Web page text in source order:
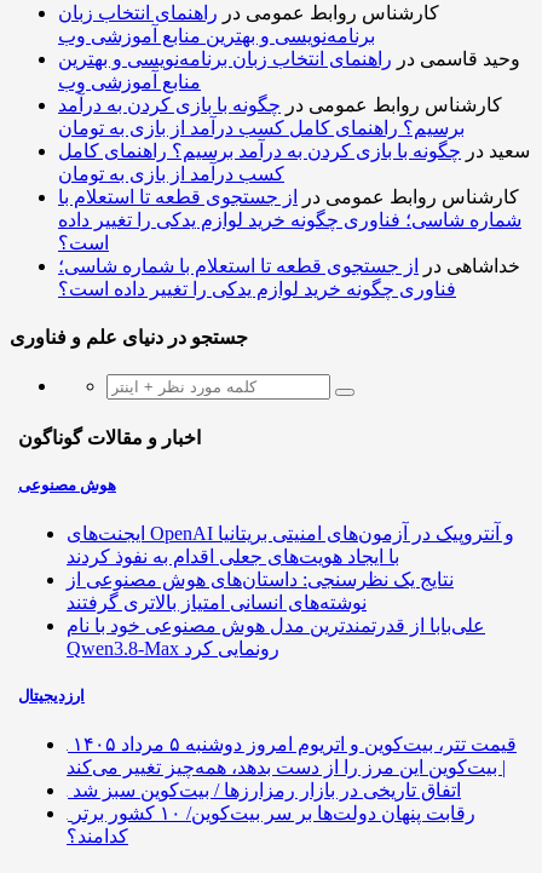
کارشناس روابط عمومی در راهنمای انتخاب زبان
برنامه‌نویسی و بهترین منابع آموزشی وب
وحید قاسمی در راهنمای انتخاب زبان برنامه‌نویسی و بهترین
منابع آموزشی وب
کارشناس روابط عمومی در چگونه با بازی کردن به درآمد
برسیم؟ راهنمای کامل کسب درآمد از بازی به تومان
سعید در چگونه با بازی کردن به درآمد برسیم؟ راهنمای کامل
کسب درآمد از بازی به تومان
کارشناس روابط عمومی در
از جستجوی قطعه تا استعلام با
شماره شاسی؛ فناوری چگونه خرید لوازم یدکی را تغییر داده
است؟
خداشاهی در
از جستجوی قطعه تا استعلام با شماره شاسی؛
فناوری چگونه خرید لوازم یدکی را تغییر داده است؟
جستجو در دنیای علم و فناوری
اخبار و مقالات گوناگون
هوش مصنوعی
ایجنت‌های OpenAI و آنتروپیک در آزمون‌های امنیتی بریتانیا
با ایجاد هویت‌های جعلی اقدام به نفوذ کردند
نتایج یک نظرسنجی: داستان‌های هوش مصنوعی از
نوشته‌های انسانی امتیاز بالاتری گرفتند
علی‌بابا از قدرتمندترین مدل هوش مصنوعی خود با نام
Qwen3.8-Max رونمایی کرد
ارزدیجیتال
قیمت تتر، بیت‌کوین و اتریوم امروز دوشنبه ۵ مرداد ۱۴۰۵
| بیت‌کوین این مرز را از دست بدهد، همه‌چیز تغییر می‌کند
اتفاق تاریخی در بازار رمزارزها / بیت‌کوین سبز شد
رقابت پنهان دولت‌ها بر سر بیت‌کوین/ ۱۰ کشور برتر
کدامند؟